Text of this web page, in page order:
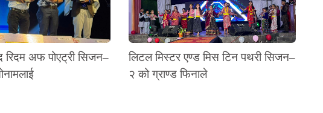
रिदम अफ पोएट्री सिजन–
लिटल मिस्टर एण्ड मिस टिन पथरी सिजन–
२ को ग्राण्ड फिनाले